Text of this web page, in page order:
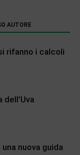
AUTORE
rifanno i calcoli
dell’Uva
nuova guida